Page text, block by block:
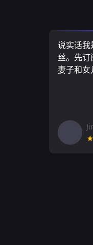
说实话我
丝。先
妻子和女